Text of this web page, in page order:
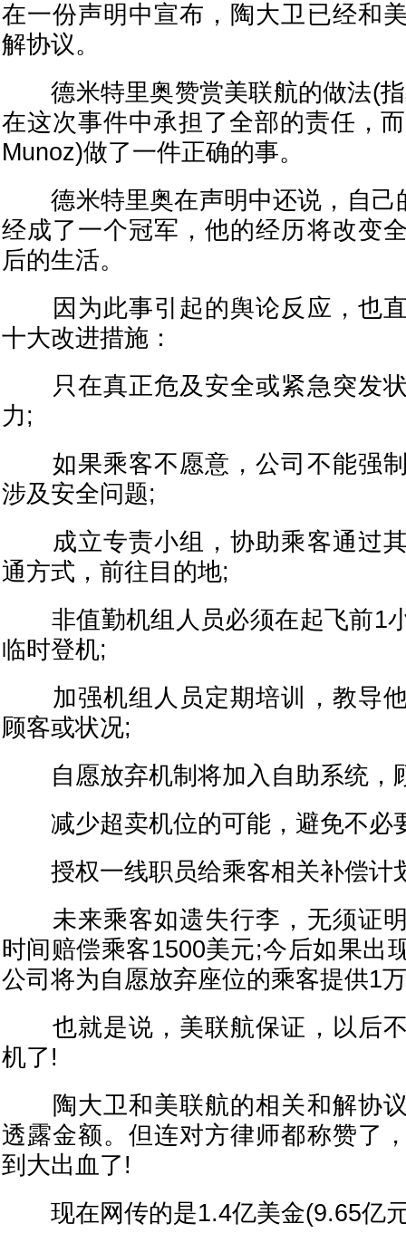
在一份声明中宣布，陶大卫已经和
解协议。
德米特里奥赞赏美联航的做法(指
在这次事件中承担了全部的责任，
Munoz)做了一件正确的事。
德米特里奥在声明中还说，自己
经成了一个冠军，他的经历将改变
后的生活。
因为此事引起的舆论反应，也直
十大改进措施：
只在真正危及安全或紧急突发状
力;
如果乘客不愿意，公司不能强制
涉及安全问题;
成立专责小组，协助乘客通过其
通方式，前往目的地;
非值勤机组人员必须在起飞前1
临时登机;
加强机组人员定期培训，教导他
顾客或状况;
自愿放弃机制将加入自助系统，
减少超卖机位的可能，避免不必
授权一线职员给乘客相关补偿计
未来乘客如遗失行李，无须证明
时间赔偿乘客1500美元;今后如果出
公司将为自愿放弃座位的乘客提供1
也就是说，美联航保证，以后不
机了!
陶大卫和美联航的相关和解协议
透露金额。但连对方律师都称赞了
到大出血了!
现在网传的是1.4亿美金(9.65亿